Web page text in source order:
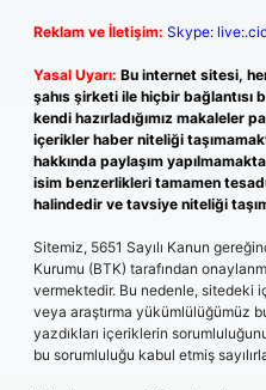
Reklam ve İletişim: Skype:
Yasal Uyarı: Bu internet sitesi,
şahıs şirketi ile hiçbir bağlantısı
kendi hazırladığımız makaleler
içerikler haber niteliği
hakkında paylaşım
isim benzerlikleri tamamen
halindedir ve tavsiye niteliği
Sitemiz, 5651 Sayılı Kanun
Kurumu (BTK) tarafından
vermektedir. Bu nedenle, sitedeki
veya araştırma yükümlülüğümüz
yazdıkları içeriklerin
bu sorumluluğu kabul etmiş